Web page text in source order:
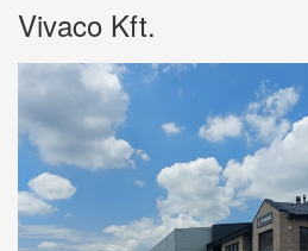
Vivaco Kft.